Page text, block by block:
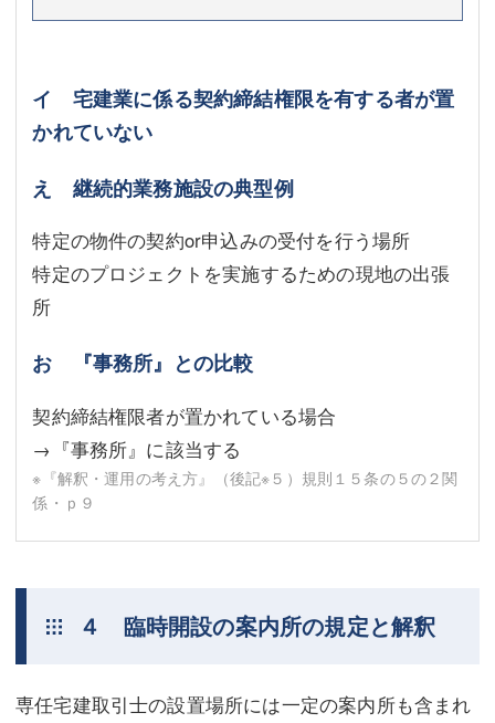
イ 宅建業に係る契約締結権限を有する者が置
かれていない
え 継続的業務施設の典型例
特定の物件の契約or申込みの受付を行う場所
特定のプロジェクトを実施するための現地の出張
所
お 『事務所』との比較
契約締結権限者が置かれている場合
→『事務所』に該当する
※『解釈・運用の考え方』（後記※５ ）規則１５条の５の２関
係・ｐ９
４ 臨時開設の案内所の規定と解釈
専任宅建取引士の設置場所には一定の案内所も含まれ